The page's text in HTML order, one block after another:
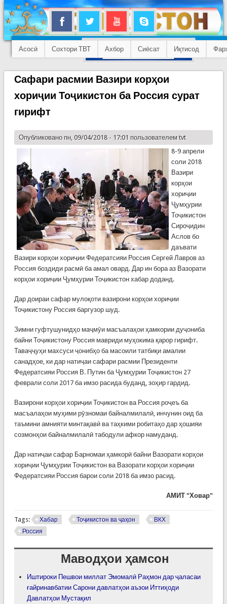
Асосӣ Сохтори ТВТ Ахбор Сиёсат Иқтисод
Сафари расмии Вазири корҳои
хориҷии Тоҷикистон ба Россия сурат
гирифт
Опубликовано пн, 09/04/2018 - 17:01 пользователем tvt
8-9 апрели
соли 2018
Вазири
корҳои
хориҷии
Ҷумҳурии
Тоҷикистон
Сироҷидин
Аслов бо
даъвати
Вазири корҳои хориҷии Федератсияи Россия Сергей Лавров аз
Россия боздиди расмӣ ба амал овард. Дар ин бора аз Вазорати
корҳои хориҷии Ҷумҳурии Тоҷикистон хабар доданд.
Дар доираи сафар мулоқоти вазирони корҳои хориҷии
Тоҷикистону Россия баргузор шуд.
Зимни гуфтушунидҳо маҷмӯи масъалаҳои ҳамкории дуҷониба
байни Тоҷикистону Россия мавриди муҳокима қарор гирифт.
Таваҷҷуҳи махсуси ҷонибҳо ба масоили татбиқи амалии
санадҳое, ки дар натиҷаи сафари расмии Президенти
Федератсияи Россия В. Путин ба Ҷумҳурии Тоҷикистон 27
феврали соли 2017 ба имзо расида буданд, зоҳир гардид.
Вазирони корҳои хориҷии Тоҷикистон ва Россия роҷеъ ба
масъалаҳои муҳими рӯзномаи байналмилалӣ, инчунин оид ба
таъмини амнияти минтақавӣ ва таҳкими робитаҳо дар ҳошияи
созмонҳои байналмилалӣ табодули афкор намуданд.
Дар натиҷаи сафар Барномаи ҳамкорӣ байни Вазорати корҳои
хориҷии Ҷумҳурии Тоҷикистон ва Вазорати корҳои хориҷии
Федератсияи Россия барои соли 2018 ба имзо расид.
АМИТ "Ховар"
Tags: Хабар Тоҷикистон ва ҷаҳон
ВКХ
Россия
Маводҳои ҳамсон
Иштироки Пешвои миллат Эмомалӣ Раҳмон дар ҷаласаи
ғайринавбатии Сарони давлатҳои аъзои Иттиҳоди
Давлатҳои Мустақил